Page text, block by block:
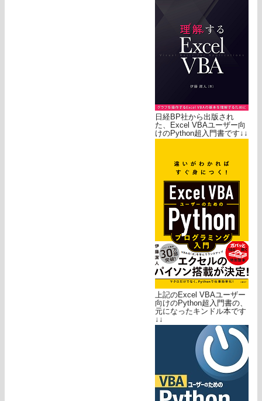
日経BP社から出版され
た、Excel VBAユーザー向
けのPython超入門書です↓↓
上記のExcel VBAユーザー
向けのPython超入門書の、
元になったキンドル本です
↓↓